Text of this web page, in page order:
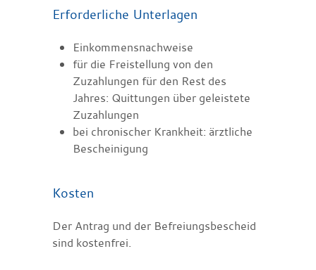
Erforderliche Unterlagen
Einkommensnachweise
für die Freistellung von den
Zuzahlungen für den Rest des
Jahres: Quittungen über geleistete
Zuzahlungen
bei chronischer Krankheit: ärztliche
Bescheinigung
Kosten
Der Antrag und der Befreiungsbescheid
sind kostenfrei.